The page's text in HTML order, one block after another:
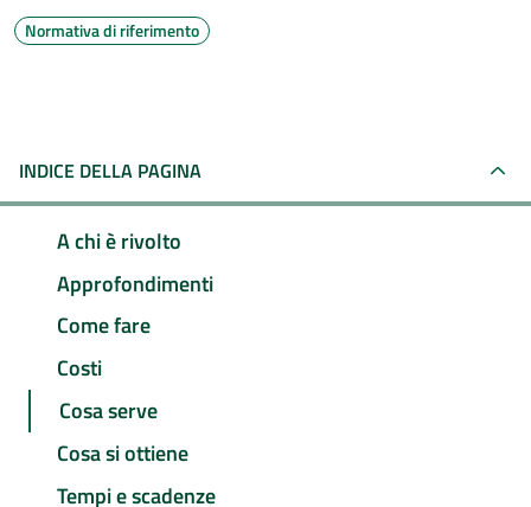
Normativa di riferimento
INDICE DELLA PAGINA
A chi è rivolto
Approfondimenti
Come fare
Costi
Cosa serve
Cosa si ottiene
Tempi e scadenze